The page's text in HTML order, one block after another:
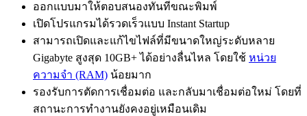
ออกแบบมาให้ตอบสนองทันทีขณะพิมพ์
เปิดโปรแกรมได้รวดเร็วแบบ Instant Startup
สามารถเปิดและแก้ไขไฟล์ที่มีขนาดใหญ่ระดับหลาย
Gigabyte สูงสุด 10GB+ ได้อย่างลื่นไหล โดยใช้ หน่วย
ความจำ (RAM) น้อยมาก
รองรับการตัดการเชื่อมต่อ และกลับมาเชื่อมต่อใหม่ โดยที่
สถานะการทำงานยังคงอยู่เหมือนเดิม